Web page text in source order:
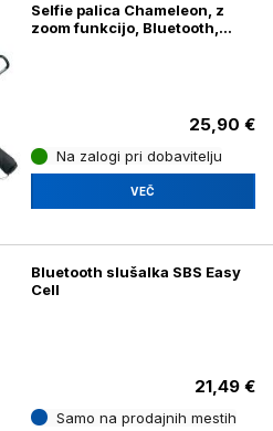
Selfie palica Chameleon, z
zoom funkcijo, Bluetooth,
25,90 €
Na zalogi pri dobavitelju
VEČ
Bluetooth slušalka SBS Easy
Cell
21,49 €
Samo na prodajnih mestih